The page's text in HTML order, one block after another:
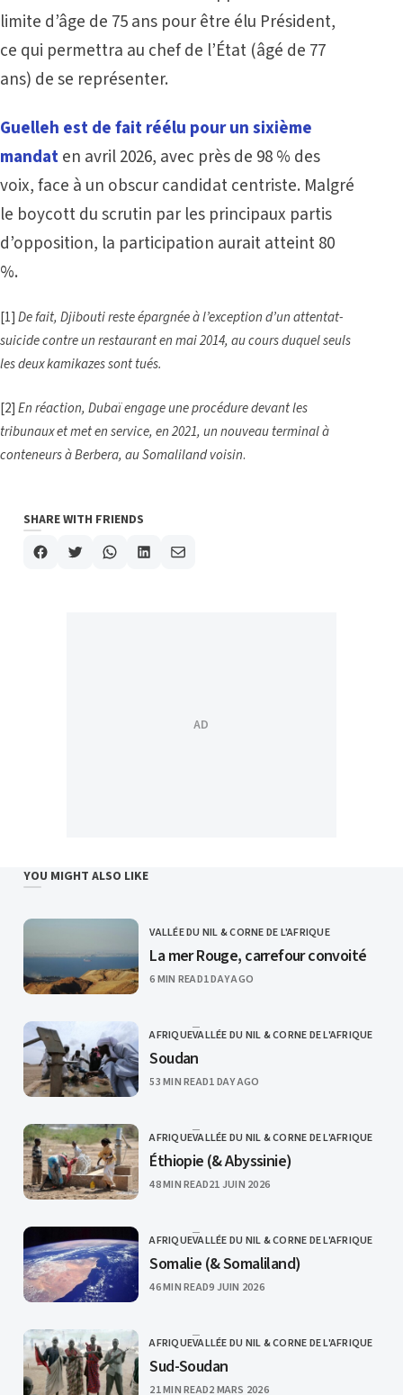
limite d’âge de 75 ans pour être élu Président,
ce qui permettra au chef de l’État (âgé de 77
ans) de se représenter.
Guelleh est de fait réélu pour un sixième
mandaten avril 2026, avec près de 98 % des
voix, face à un obscur candidat centriste. Malgré
le boycott du scrutin par les principaux partis
d’opposition, la participation aurait atteint 80
%.
[1]De fait, Djibouti reste épargnée à l’exception d’un attentat-
suicide contre un restaurant en mai 2014, au cours duquel seuls
les deux kamikazes sont tués.
[2]En réaction, Dubaï engage une procédure devant les
tribunaux et met en service, en 2021, un nouveau terminal à
conteneurs à Berbera, au Somaliland voisin.
SHARE WITH FRIENDS
YOU MIGHT ALSO LIKE
CATEGORY
VALLÉE DU NIL & CORNE DE L'AFRIQUE
La mer Rouge, carrefour convoité
6 MIN READPUBLISHED
1 DAY AGO
CATEGORY
AFRIQUEVALLÉE DU NIL & CORNE DE L'AFRIQUE
Soudan
53 MIN READPUBLISHED
1 DAY AGO
CATEGORY
AFRIQUEVALLÉE DU NIL & CORNE DE L'AFRIQUE
Éthiopie (& Abyssinie)
48 MIN READPUBLISHED
21 JUIN 2026
CATEGORY
AFRIQUEVALLÉE DU NIL & CORNE DE L'AFRIQUE
Somalie (& Somaliland)
46 MIN READPUBLISHED
9 JUIN 2026
CATEGORY
AFRIQUEVALLÉE DU NIL & CORNE DE L'AFRIQUE
Sud-Soudan
21 MIN READPUBLISHED
2 MARS 2026